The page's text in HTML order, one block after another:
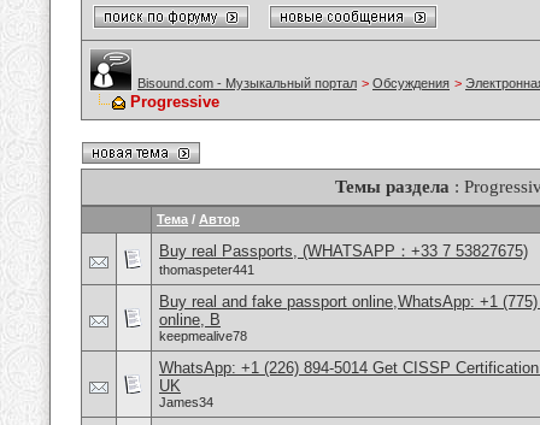
Bisound.com - Музыкальный портал > Обсуждения >
Progressive
Темы раздела :
Тема / Автор
Buy real Passports, (WHATSAPP：+33 7 53827675)
thomaspeter441
Buy real and fake passport online,WhatsApp: +1
online, B
keepmealive78
WhatsApp: +1 (226) 894-5014​ Get CISSP
UK
James34